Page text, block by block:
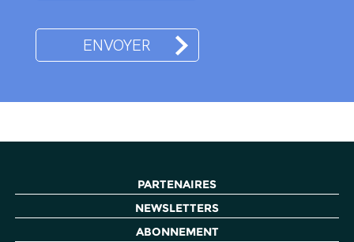
PARTENAIRES
NEWSLETTERS
ABONNEMENT